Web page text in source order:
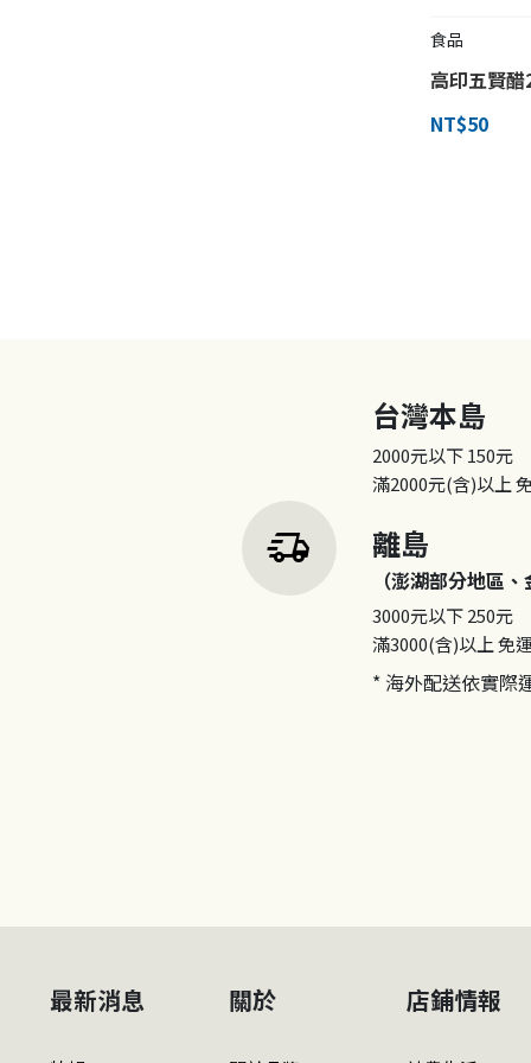
食品
高印五賢
NT$50
delivery_truck_speed
台灣本島
2000元以下150元
滿2000元(含)以上
離島
（澎湖部分地區
3000元以下250元
滿3000(含)以上免
* 海外配送依實際
最新消息 關於 店鋪情報